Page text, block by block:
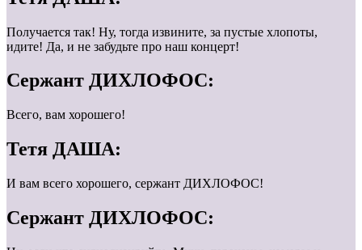
Получается так! Ну, тогда извините, за пустые хлопоты,
идите! Да, и не забудьте про наш концерт!
Сержант ДИХЛОФОС:
Всего, вам хорошего!
Тетя ДАША:
И вам всего хорошего, сержант ДИХЛОФОС!
Сержант ДИХЛОФОС: